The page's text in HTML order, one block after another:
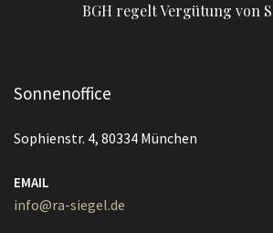
BGH regelt Vergütung von
Sonnenoffice
Sophienstr. 4, 80334 München
EMAIL
info@ra-siegel.de